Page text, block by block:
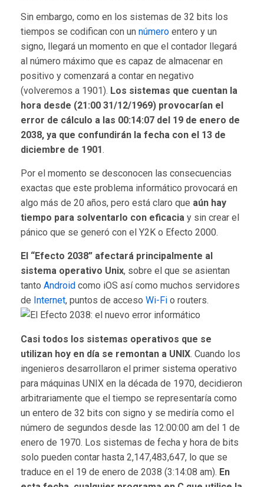
Sin embargo, como en los sistemas de 32 bits los
tiempos se codifican con un número entero y un
signo, llegará un momento en que el contador llegará
al número máximo que es capaz de almacenar en
positivo y comenzará a contar en negativo
(volveremos a 1901). Los sistemas que cuentan la
hora desde (21:00 31/12/1969) provocarían el
error de cálculo a las 00:14:07 del 19 de enero de
2038, ya que confundirán la fecha con el 13 de
diciembre de 1901.
Por el momento se desconocen las consecuencias
exactas que este problema informático provocará en
algo más de 20 años, pero está claro que aún hay
tiempo para solventarlo con eficacia y sin crear el
pánico que se generó con el Y2K o Efecto 2000.
El “Efecto 2038” afectará principalmente al
sistema operativo Unix, sobre el que se asientan
tanto Android como iOS así como muchos servidores
de Internet, puntos de acceso Wi-Fi o routers.
Casi todos los sistemas operativos que se
utilizan hoy en día se remontan a UNIX. Cuando los
ingenieros desarrollaron el primer sistema operativo
para máquinas UNIX en la década de 1970, decidieron
arbitrariamente que el tiempo se representaría como
un entero de 32 bits con signo y se mediría como el
número de segundos desde las 12:00:00 am del 1 de
enero de 1970. Los sistemas de fecha y hora de bits
solo pueden contar hasta 2,147,483,647, lo que se
traduce en el 19 de enero de 2038 (3:14:08 am). En